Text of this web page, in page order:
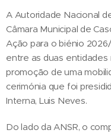
A Autoridade Nacional
Câmara Municipal de
Ação para o biénio
entre as duas entidades
promoção de uma
cerimónia que foi
Interna, Luis Neves.
Do lado da ANSR, o